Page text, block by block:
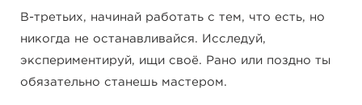
В-третьих, начинай работать с тем, что есть, но
никогда не останавливайся. Исследуй,
экспериментируй, ищи своё. Рано или поздно ты
обязательно станешь мастером.